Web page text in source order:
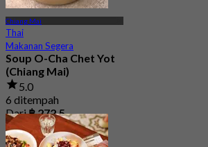
Chiang Mai
Thai
Makanan Segera
Soup O-Cha Chet Yot
(Chiang Mai)
5.0
6 ditempah
Dari฿ 272.5